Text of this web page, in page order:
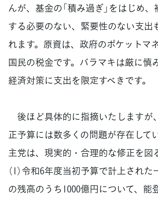
んが、基金の「積み過ぎ」をはじめ
する必要のない、緊要性のない支出
れます。原資は、政府のポケットマ
国民の税金です。バラマキは厳に慎
経済対策に支出を限定すべきです。
後ほど具体的に指摘いたしますが
正予算には数多くの問題が存在して
主党は、現実的・合理的な修正を図
（1）令和6年度当初予算で計上され
の残高のうち1000億円について、能